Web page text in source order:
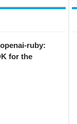
ruby:
for the